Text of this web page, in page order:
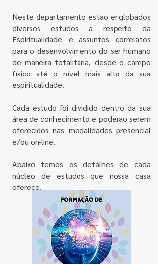
Neste departamento estão englobados
diversos estudos a respeito da
Espiritualidade e assuntos correlatos
para o desenvolvimento do ser humano
de maneira totalitária, desde o campo
físico até o nível mais alto da sua
espiritualidade.
Cada estudo foi dividido dentro da sua
área de conhecimento e poderão serem
oferecidos nas modalidades presencial
e/ou on-line.
Abaixo temos os detalhes de cada
núcleo de estudos que nossa casa
oferece.